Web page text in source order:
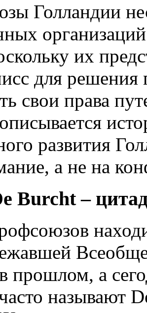
Голландии
их
для решения
свои права
развития
а не на
Burcht –
прошлом, а
называют